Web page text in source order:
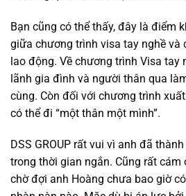
Bạn cũng có thể thấy, đây là điểm
giữa chương trình visa tay nghề và
lao động. Về chương trình Visa tay
lãnh gia đình và người thân qua
cùng. Còn đối với chương trình
có thể đi “một thân một mình”.
DSS GROUP rất vui vì anh đã
trong thời gian ngắn. Cũng rất cám
chờ đợi anh Hoàng chưa bao giờ